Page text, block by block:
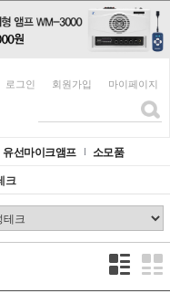
로그인 회원가입 마이페이지
유선마이크앰프
소모품
크